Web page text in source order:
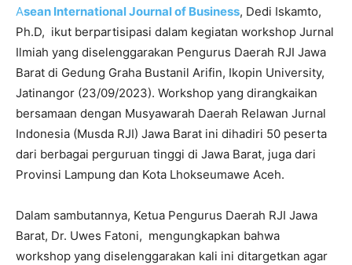
Asean International Journal of Business, Dedi Iskamto,
Ph.D, ikut berpartisipasi dalam kegiatan workshop Jurnal
Ilmiah yang diselenggarakan Pengurus Daerah RJI Jawa
Barat di Gedung Graha Bustanil Arifin, Ikopin University,
Jatinangor (23/09/2023). Workshop yang dirangkaikan
bersamaan dengan Musyawarah Daerah Relawan Jurnal
Indonesia (Musda RJI) Jawa Barat ini dihadiri 50 peserta
dari berbagai perguruan tinggi di Jawa Barat, juga dari
Provinsi Lampung dan Kota Lhokseumawe Aceh.
Dalam sambutannya, Ketua Pengurus Daerah RJI Jawa
Barat, Dr. Uwes Fatoni, mengungkapkan bahwa
workshop yang diselenggarakan kali ini ditargetkan agar